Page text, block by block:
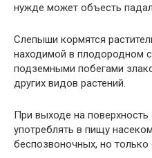
нужде может объесть
Слепыши кормятся
находимой в плодородном
подземными побегами
других видов растений.
При выходе на поверхность
употреблять в пищу
беспозвоночных, но